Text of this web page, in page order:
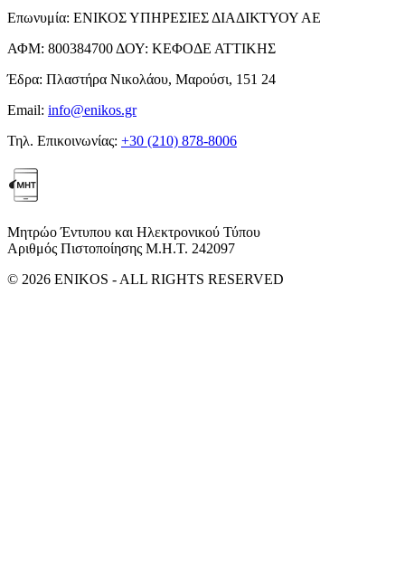
Επωνυμία: ΕΝΙΚΟΣ ΥΠΗΡΕΣΙΕΣ ΔΙΑΔΙΚΤΥΟΥ ΑΕ
ΑΦΜ: 800384700 ΔΟΥ: ΚΕΦΟΔΕ ΑΤΤΙΚΗΣ
Έδρα: Πλαστήρα Νικολάου, Μαρούσι, 151 24
Email: info@enikos.gr
Τηλ. Επικοινωνίας: +30 (210) 878-8006
Μητρώο Έντυπου και Ηλεκτρονικού Τύπου
Αριθμός Πιστοποίησης Μ.Η.Τ. 242097
© 2026 ENIKOS - ALL RIGHTS RESERVED